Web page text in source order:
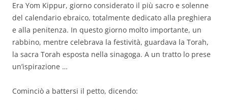
Era Yom Kippur, giorno considerato il più sacro e solenne
del calendario ebraico, totalmente dedicato alla preghiera
e alla penitenza. In questo giorno molto importante, un
rabbino, mentre celebrava la festività, guardava la Torah,
la sacra Torah esposta nella sinagoga. A un tratto lo prese
un’ispirazione …
Cominciò a battersi il petto, dicendo: